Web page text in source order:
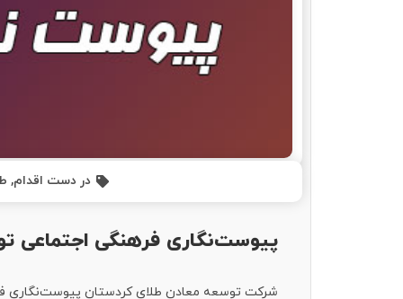
در دست اقدام,
پیوست‌نگاری فرهنگی اجتماعی
شرکت توسعه معادن طلای کردستان پیوست‌نگاری